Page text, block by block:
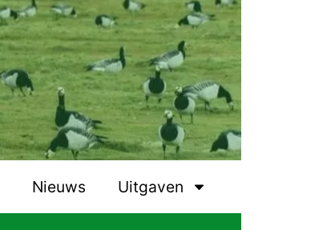
Nieuws Uitgaven